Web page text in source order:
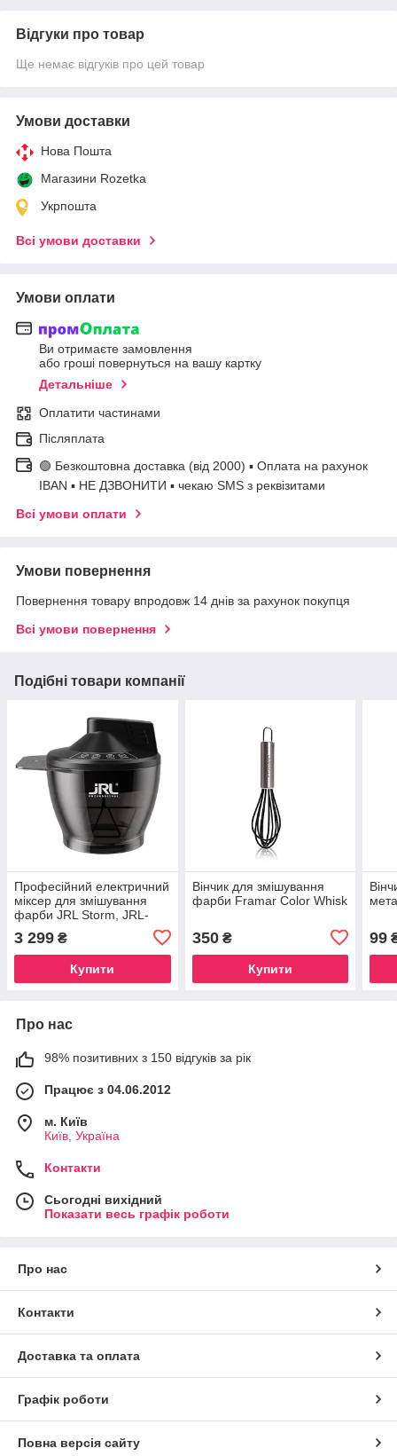
Відгуки про товар
Ще немає відгуків про цей товар
Умови доставки
Нова Пошта
Магазини Rozetka
Укрпошта
Всі умови доставки
Умови оплати
Ви отримаєте замовлення
або гроші повернуться на вашу картку
Детальніше
Оплатити частинами
Післяплата
🟢 Безкоштовна доставка (від 2000) ▪ Оплата на рахунок
IBAN ▪ НЕ ДЗВОНИТИ ▪ чекаю SMS з реквізитами
Всі умови оплати
Умови повернення
Повернення товару впродовж 14 днів за рахунок покупця
Всі умови повернення
Подібні товари компанії
Професійний електричний
міксер для змішування
фарби JRL Storm, JRL-
3 299 ₴
Купити
Вінчик для змішування
фарби Framar Color Whisk
350₴
Купити
99
Про нас
98% позитивних з 150 відгуків за рік
Працює з 04.06.2012
м. Київ
Київ, Україна
Контакти
Сьогодні вихідний
Показати весь графік роботи
Про нас
Контакти
Доставка та оплата
Графік роботи
Повна версія сайту